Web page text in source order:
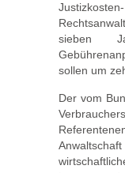
sieben
sollen um
Der vom